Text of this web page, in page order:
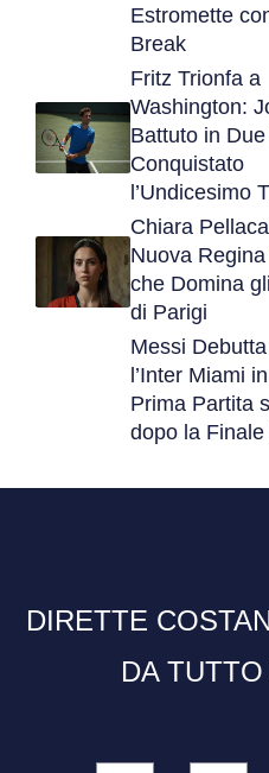
Estromette
Break
Fritz Trionfa a
Washington:
Battuto in
Conquistato
l’Undicesimo
Chiara
Nuova
che Domina
di Parigi
Messi
l’Inter Miami
Prima Partita
dopo la
DIRETTE
DA